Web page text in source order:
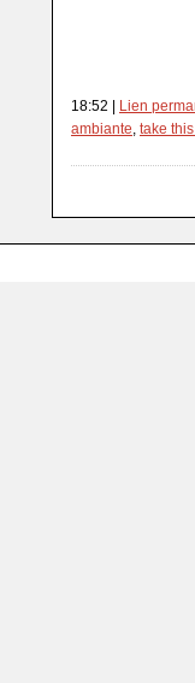
18:52 | Lien
ambiante, take